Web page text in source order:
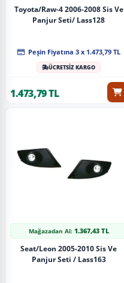
Toyota/Raw-4 2006-2008 Sis Ve
Panjur Seti/ Lass128
Peşin Fiyatına 3 x 1.473,79 TL
ÜCRETSİZ KARGO
1.473,79 TL
Mağazadan Al: 1.367,43 TL
Seat/Leon 2005-2010 Sis Ve
Panjur Seti / Lass163